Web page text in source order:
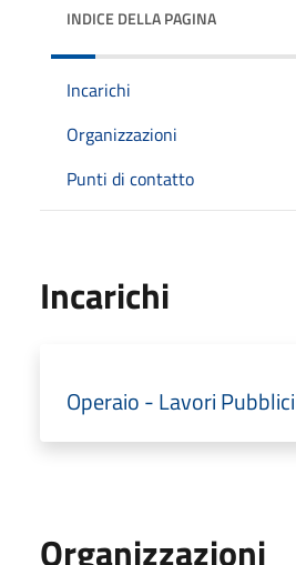
INDICE DELLA PAGINA
Incarichi
Organizzazioni
Punti di contatto
Incarichi
Operaio - Lavori Pubblici
Organizzazioni